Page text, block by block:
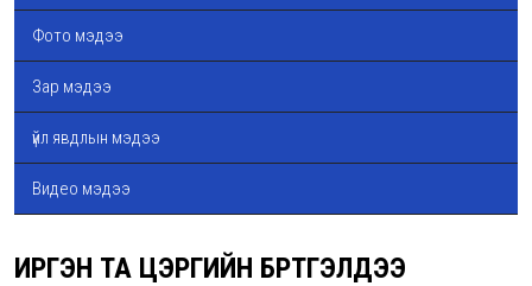
Фото мэдээ
Зар мэдээ
үйл явдлын мэдээ
Видео мэдээ
ИРГЭН ТА ЦЭРГИЙН БҮРТГЭЛДЭЭ